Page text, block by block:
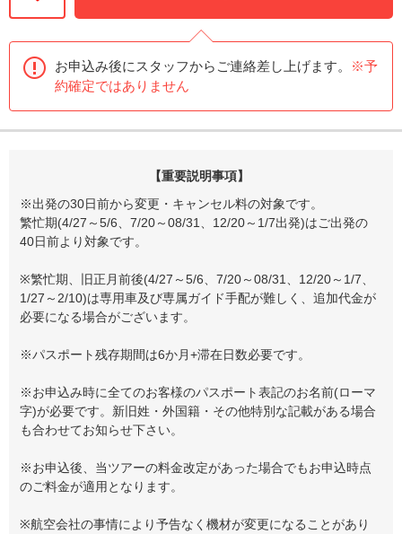
お申込み後にスタッフからご連絡差し上げます。
※予
約確定ではありません
【重要説明事項】
※出発の30日前から変更・キャンセル料の対象です。
繁忙期(4/27～5/6、7/20～08/31、12/20～1/7出発)はご出発の
40日前より対象です。
※繁忙期、旧正月前後(4/27～5/6、7/20～08/31、12/20～1/7、
1/27～2/10)は専用車及び専属ガイド手配が難しく、追加代金が
必要になる場合がございます。
※パスポート残存期間は6か月+滞在日数必要です。
※お申込み時に全てのお客様のパスポート表記のお名前(ローマ
字)が必要です。新旧姓・外国籍・その他特別な記載がある場合
も合わせてお知らせ下さい。
※お申込後、当ツアーの料金改定があった場合でもお申込時点
のご料金が適用となります。
※航空会社の事情により予告なく機材が変更になることがあり